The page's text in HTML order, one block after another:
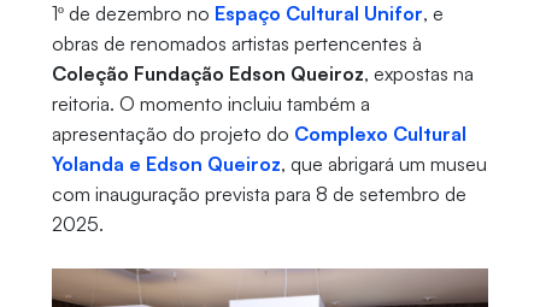
1º de dezembro no Espaço Cultural Unifor, e
obras de renomados artistas pertencentes à
Coleção Fundação Edson Queiroz, expostas na
reitoria. O momento incluiu também a
apresentação do projeto do Complexo Cultural
Yolanda e Edson Queiroz, que abrigará um museu
com inauguração prevista para 8 de setembro de
2025.